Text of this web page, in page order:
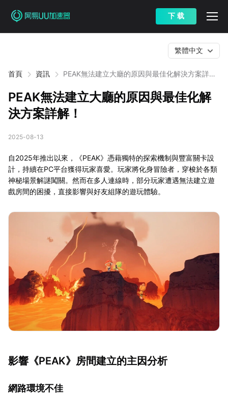
下 载
首頁 資訊
PEAK無法建立大廳的原因與最佳化解決方案詳
繁體中文
PEAK無法建立大廳的原因與最佳化解
決方案詳解！
2025-08-13
自2025年推出以來，《PEAK》憑藉獨特的探索機制與豐富關卡設
計，持續在PC平台獲得玩家喜愛。玩家將化身冒險者，穿梭於各類
神秘場景解謎闖關。然而在多人連線時，部分玩家遭遇無法建立遊
戲房間的困擾，直接影響與好友組隊的遊玩體驗。
影響《PEAK》房間建立的主因分析
網路環境不佳